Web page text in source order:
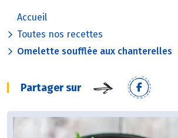
Accueil
Toutes nos recettes
Omelette soufflée aux chanterelles
Partager sur